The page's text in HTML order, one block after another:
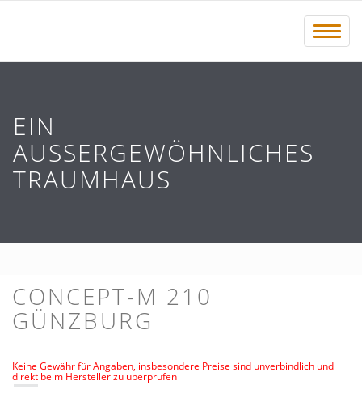
Menü
EIN
AUSSERGEWÖHNLICHES T
RAUMHAUS
CONCEPT-M 210
GÜNZBURG
Keine Gewähr für Angaben, insbesondere Preise sind unverbindlich und
direkt beim Hersteller zu überprüfen